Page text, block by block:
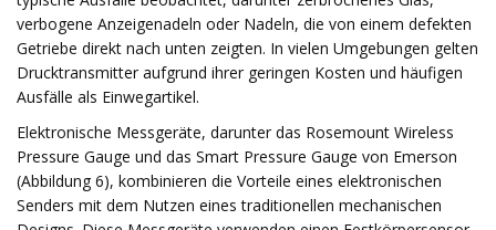
verbogene Anzeigenadeln oder Nadeln, die von einem defekten
Getriebe direkt nach unten zeigten. In vielen Umgebungen gelten
Drucktransmitter aufgrund ihrer geringen Kosten und häufigen
Ausfälle als Einwegartikel.
Elektronische Messgeräte, darunter das Rosemount Wireless
Pressure Gauge und das Smart Pressure Gauge von Emerson
(Abbildung 6), kombinieren die Vorteile eines elektronischen
Senders mit dem Nutzen eines traditionellen mechanischen